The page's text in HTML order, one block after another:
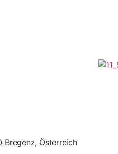
Bregenz, Österreich